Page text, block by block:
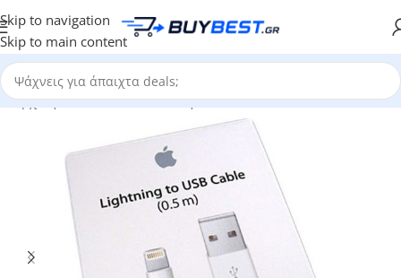
Skip to navigation
Skip to main content
Αρχική σελίδα/Καλώδια Κινητών